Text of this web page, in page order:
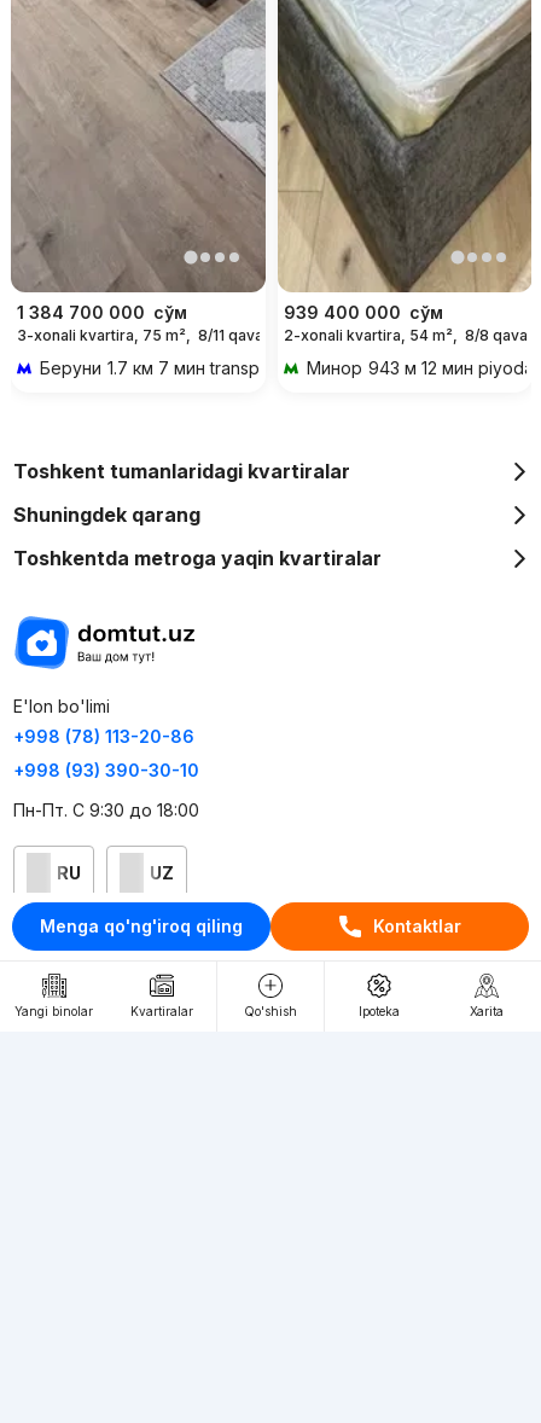
Menga qo'ng'iroq qiling Kontaktlar
1 384 700 000 сўм
3-xonali kvartira, 75 m², 8/11 qavat
Беруни 1.7 км 7 мин transportda
939 400 000 сўм
2-xonali kvartira, 54 m², 8/8 qavat
Минор 943 м 12 мин piyoda
Yangi binolar Kvartiralar Qo'shish Ipoteka Xarita
Toshkent tumanlaridagi kvartiralar
Shuningdek qarang
Toshkentda metroga yaqin kvartiralar
E'lon bo'limi
+998 (78) 113-20-86
+998 (93) 390-30-10
Пн-Пт. С 9:30 до 18:00
RU UZ
Kontaktlar
loyiha haqida
Webnow © loyihasi